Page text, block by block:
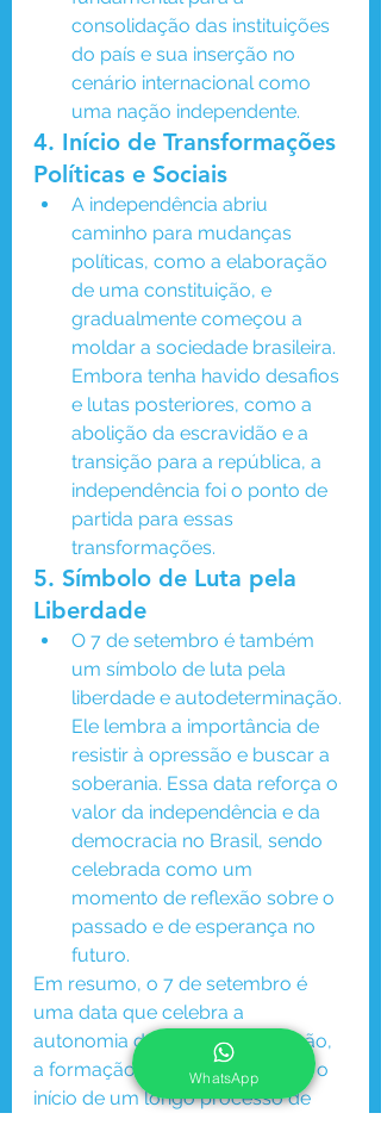
consolidação das instituições
do país e sua inserção no
cenário internacional como
uma nação independente.
4. Início de Transformações
Políticas e Sociais
A independência abriu
caminho para mudanças
políticas, como a elaboração
de uma constituição, e
gradualmente começou a
moldar a sociedade brasileira.
Embora tenha havido desafios
e lutas posteriores, como a
abolição da escravidão e a
transição para a república, a
independência foi o ponto de
partida para essas
transformações.
5. Símbolo de Luta pela
Liberdade
O 7 de setembro é também
um símbolo de luta pela
liberdade e autodeterminação.
Ele lembra a importância de
resistir à opressão e buscar a
soberania. Essa data reforça o
valor da independência e da
democracia no Brasil, sendo
celebrada como um
momento de reflexão sobre o
passado e de esperança no
futuro.
Em resumo, o 7 de setembro é
uma data que celebra a
autonomia do Brasil como nação,
a formação de sua identidade e o
início de um longo processo de
WhatsApp